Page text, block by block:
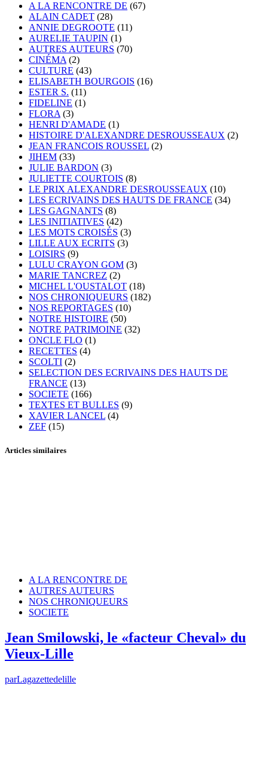
A LA RENCONTRE DE (67)
ALAIN CADET (28)
ANNIE DEGROOTE (11)
AURELIE TAUPIN (1)
AUTRES AUTEURS (70)
CINÉMA (2)
CULTURE (43)
ELISABETH BOURGOIS (16)
ESTER S. (11)
FIDELINE (1)
FLORA (3)
HENRI D'AMADE (1)
HISTOIRE D'ALEXANDRE DESROUSSEAUX (2)
JEAN FRANCOIS ROUSSEL (2)
JIHEM (33)
JULIE BARDON (3)
JULIETTE COURTOIS (8)
LE PRIX ALEXANDRE DESROUSSEAUX (10)
LES ECRIVAINS DES HAUTS DE FRANCE (34)
LES GAGNANTS (8)
LES INITIATIVES (42)
LES MOTS CROISÉS (3)
LILLE AUX ECRITS (3)
LOISIRS (9)
LULU CRAYON GOM (3)
MARIE TANCREZ (2)
MICHEL L'OUSTALOT (18)
NOS CHRONIQUEURS (182)
NOS REPORTAGES (10)
NOTRE HISTOIRE (50)
NOTRE PATRIMOINE (32)
ONCLE FLO (1)
RECETTES (4)
SCOLTI (2)
SELECTION DES ECRIVAINS DES HAUTS DE
FRANCE (13)
SOCIETE (166)
TEXTES ET BULLES (9)
XAVIER LANCEL (4)
ZEF (15)
Articles similaires
A LA RENCONTRE DE
AUTRES AUTEURS
NOS CHRONIQUEURS
SOCIETE
Jean Smilowski, le «facteur Cheval» du
Vieux-Lille
parLagazettedelille